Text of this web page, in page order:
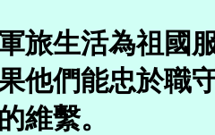
旅生活為祖國
他們能忠於職
維繫。